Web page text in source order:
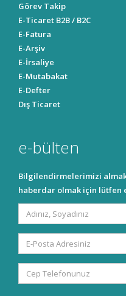
Görev Takip
E-Ticaret B2B / B2C
E-Fatura
E-Arşiv
E-İrsaliye
E-Mutabakat
E-Defter
Dış Ticaret
e-bülten
Bilgilendirmelerimizi
haberdar olmak için lütfen